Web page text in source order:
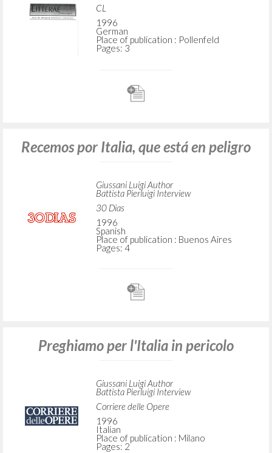
CL
1996
German
Place of publication : Pollenfeld
Pages: 3
Recemos por Italia, que está en peligro
Giussani Luigi Author
Battista Pierluigi Interview
30 Dias
1996
Spanish
Place of publication : Buenos Aires
Pages: 4
Preghiamo per l'Italia in pericolo
Giussani Luigi Author
Battista Pierluigi Interview
Corriere delle Opere
1996
Italian
Place of publication : Milano
Pages: 2